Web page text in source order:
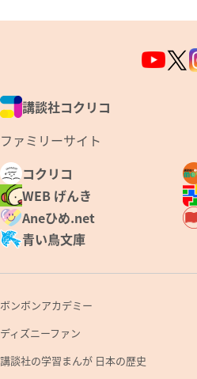
講談社コクリコ
ファミリーサイト
コクリコ
WEB げんき
Aneひめ.net
青い鳥文庫
ボンボンアカデミー
ディズニーファン
講談社の学習まんが 日本の歴史